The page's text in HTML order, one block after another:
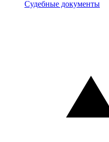
Документы
Судебные документы